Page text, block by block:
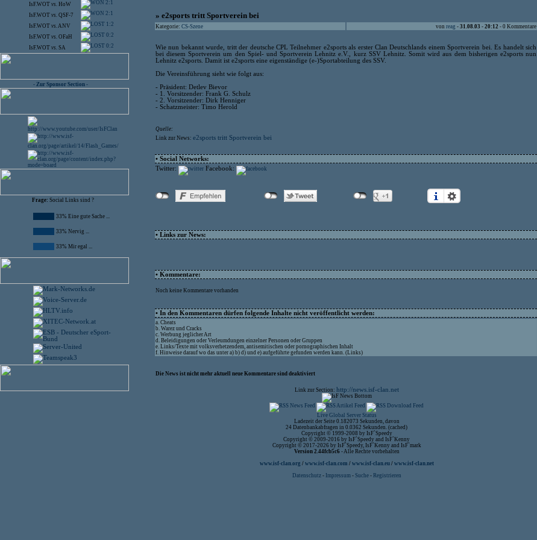
IsF.WOT vs. HoW 2:1
IsF.WOT vs. QSF-7 2:1
IsF.WOT vs.ANV 1:2
IsF.WOT vs. OFaH 0:2
IsF.WOT vs. SA 0:2
- Zur Sponsor Section -
Frage: Social Links sind ?
33% Eine gute Sache ...
33% Nervig ...
33% Mir egal ...
» e2sports tritt Sportverein bei
Kategorie: CS-Szene von reag - 31.08.03 - 20:12 - 0 Kommentare
Wie nun bekannt wurde, tritt der deutsche CPL Teilnehmer e2sports als erster Clan Deutschlands einem Sportverein bei. Es handelt sich
bei diesem Sportverein um den Spiel- und Sportverein Lehnitz e.V., kurz SSV Lehnitz. Somit wird aus dem bisherigen e2sports nun
Lehnitz e2sports. Damit ist e2sports eine eigenständige (e-)Sportabteilung des SSV.
Die Vereinsführung sieht wie folgt aus:
- Präsident: Detlev Bievor
- 1. Vorsitzender: Frank G. Schulz
- 2. Vorsitzender: Dirk Henniger
- Schatzmeister: Timo Herold
Quelle:
Link zur News: e2sports tritt Sportverein bei
• Social Networks:
Twitter:
Facebook:
• Links zur News:
• Kommentare:
Noch keine Kommentare vorhanden
• In den Kommentaren dürfen folgende Inhalte nicht veröffentlicht werden:
a. Cheats
b. Warez und Cracks
c. Werbung jeglicher Art
d. Beleidigungen oder Verleumdungen einzelner Personen oder Gruppen
e. Links/Texte mit volksverhetzendem, antisemitischen oder pornographischen Inhalt
f. Hinweise darauf wo das unter a) b) d) und e) aufgeführte gefunden werden kann. (Links)
Die News ist nicht mehr aktuell neue Kommentare sind deaktiviert
Link zur Section: http://news.isf-clan.net
Live Global Server Status
Ladezeit der Seite 0.182073 Sekunden, davon
24 Datenbankabfragen in 0.0362 Sekunden. (cached)
Copyright © 1999-2008 by IsF`Speedy
Copyright © 2009-2016 by IsF`Speedy and IsF`Kenny
Copyright © 2017-2026 by IsF`Speedy, IsF`Kenny and IsF`mark
Version 2.44fcb5c6 - Alle Rechte vorbehalten
www.isf-clan.org / www.isf-clan.com / www.isf-clan.eu/ www.isf-clan.net
Datenschutz - Impressum- Suche- Registrieren